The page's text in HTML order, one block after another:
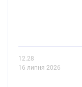
12.28
16 липня 2026